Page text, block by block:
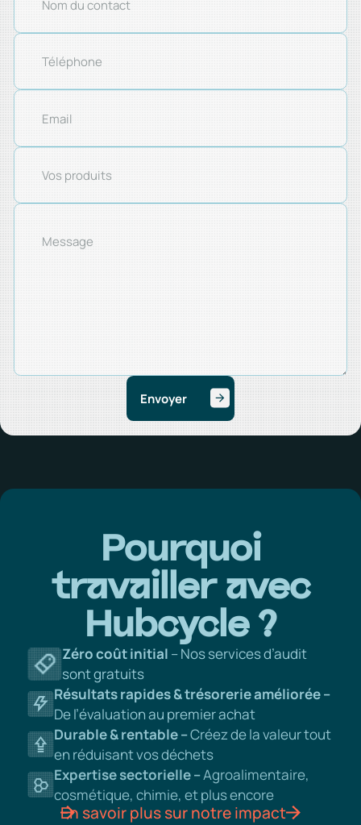
Pourquoi
travailler avec
Hubcycle ?
Zéro coût initial – Nos services d’audit
sont gratuits
Résultats rapides & trésorerie améliorée –
De l’évaluation au premier achat
Durable & rentable –Créez de la valeur tout
en réduisant vos déchets
Expertise sectorielle –Agroalimentaire,
cosmétique, chimie, et plus encore
En savoir plus sur notre impact